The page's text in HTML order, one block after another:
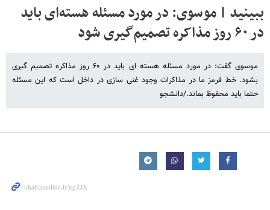
ببینید | موسوی: در مورد مسئله هسته‌ای باید
در ۶۰ روز مذاکره تصمیم‌گیری شود
موسوی گفت: در مورد مسئله هسته ای باید در ۶۰ روز مذاکره تصمیم گیری
بشود. خط قرمز ما در مذاکرات وجود غنی سازی در داخل است که این مسئله
حتما باید محفوظ بماند./دانشجو